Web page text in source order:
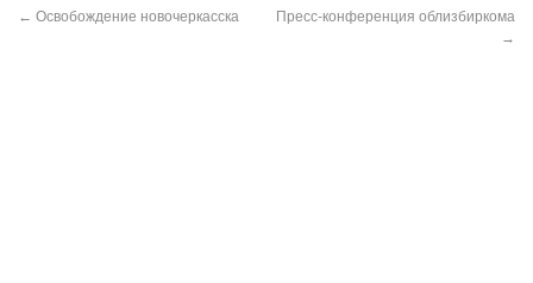
← Освобождение новочеркасска
Пресс-конференция облизбиркома
→